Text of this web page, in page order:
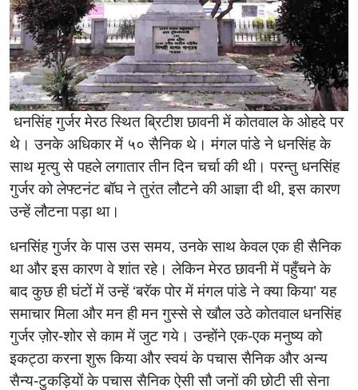
धनसिंह गुर्जर मेरठ स्थित ब्रिटीश छावनी में कोतवाल के ओहदे पर
थे। उनके अधिकार में ५० सैनिक थे। मंगल पांडे ने धनसिंह के
साथ मृत्यु से पहले लगातार तीन दिन चर्चा की थी। परन्तु धनसिंह
गुर्जर को लेफ्टनंट बॉघ ने तुरंत लौटने की आज्ञा दी थी, इस कारण
उन्हें लौटना पड़ा था।
धनसिंह गुर्जर के पास उस समय, उनके साथ केवल एक ही सैनिक
था और इस कारण वे शांत रहे। लेकिन मेरठ छावनी में पहुँचने के
बाद कुछ ही घंटों में उन्हें ‌‘बरॅक पोर में मंगल पांडे ने क्या किया‌’ यह
समाचार मिला और मन ही मन गुस्से से खौल उठे कोतवाल धनसिंह
गुर्जर ज़ोर-शोर से काम में जुट गये। उन्होंने एक-एक मनुष्य को
इकट्ठा करना शुरू किया और स्वयं के पचास सैनिक और अन्य
सैन्य-टुकड़ियों के पचास सैनिक ऐसी सौ जनों की छोटी सी सेना